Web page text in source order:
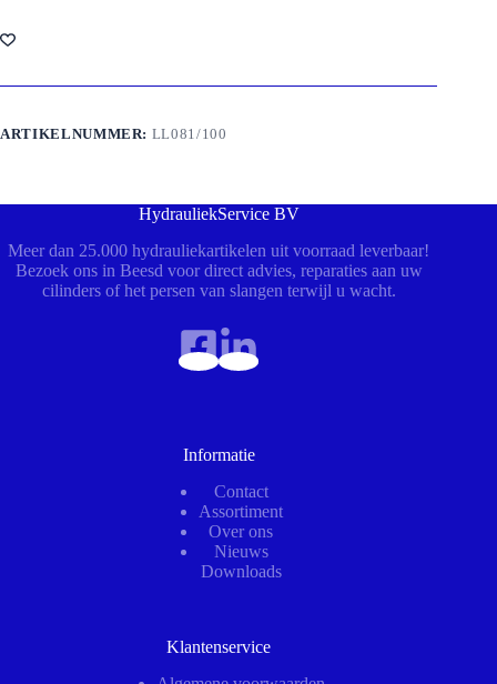
ARTIKELNUMMER: LL081/100
HydrauliekService BV
Meer dan 25.000 hydrauliekartikelen uit voorraad leverbaar!
Bezoek ons in Beesd voor direct advies, reparaties aan uw
cilinders of het persen van slangen terwijl u wacht.
Informatie
Contact
Assortiment
Over ons
Nieuws
Downloads
Klantenservice